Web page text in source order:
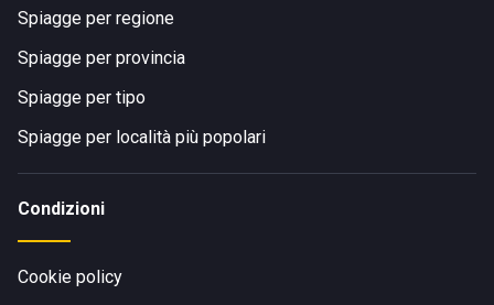
Spiagge per regione
Spiagge per provincia
Spiagge per tipo
Spiagge per località più popolari
Condizioni
Cookie policy